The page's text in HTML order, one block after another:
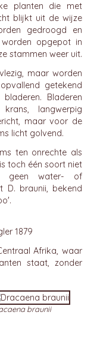
planten die met
blijkt uit de wijze
gedroogd en
opgepot in
stammen weer uit.
maar worden
getekend
Bladeren
langwerpig
maar voor de
licht golvend.
ten onrechte als
toch één soort niet
geen water- of
D. braunii, bekend
1879
Afrika, waar
staat, zonder
braunii